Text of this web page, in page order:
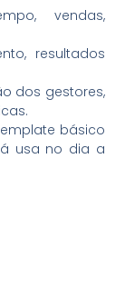
vendas,
resultados
dos gestores,
básico
usa no dia a